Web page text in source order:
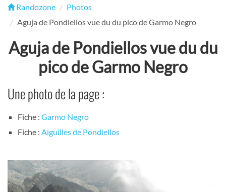
Randozone
Photos
Aguja de Pondiellos vue du du pico de Garmo Negro
Aguja de Pondiellos vue du du
pico de Garmo Negro
Une photo de la page :
Fiche : Garmo Negro
Fiche : Aiguilles de Pondiellos